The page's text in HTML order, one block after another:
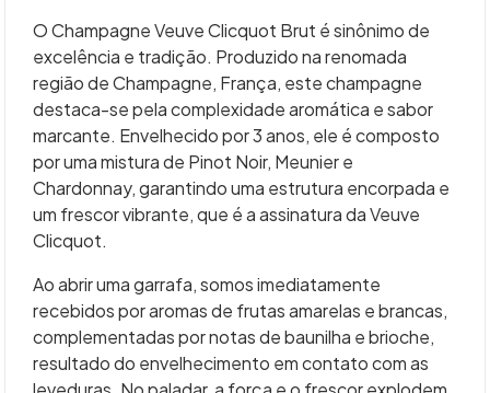
O Champagne Veuve Clicquot Brut é sinônimo de
excelência e tradição. Produzido na renomada
região de Champagne, França, este champagne
destaca-se pela complexidade aromática e sabor
marcante. Envelhecido por 3 anos, ele é composto
por uma mistura de Pinot Noir, Meunier e
Chardonnay, garantindo uma estrutura encorpada e
um frescor vibrante, que é a assinatura da Veuve
Clicquot.
Ao abrir uma garrafa, somos imediatamente
recebidos por aromas de frutas amarelas e brancas,
complementadas por notas de baunilha e brioche,
resultado do envelhecimento em contato com as